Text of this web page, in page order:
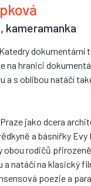
kameramanka
dokumentární
na hranici
a s oblibou natáčí
Praze jako dcera
a básnířky Evy
obou rodičů
a natáčí na klasický
poezie a